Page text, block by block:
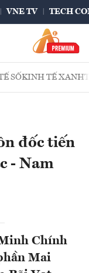
VNE TV TECH
SỐKINH TẾ XANH
đốc tiến
- Nam
Chính
Mai